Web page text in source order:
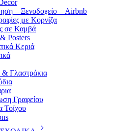
– Ξενοδοχείο – Airbnb
με Κορνίζα
σε Καμβά
Posters
Κεριά
Γλαστράκια
Γραφείου
Τοίχου